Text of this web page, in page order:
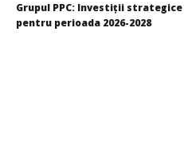
Grupul PPC: Investiții
pentru perioada 2026-2028